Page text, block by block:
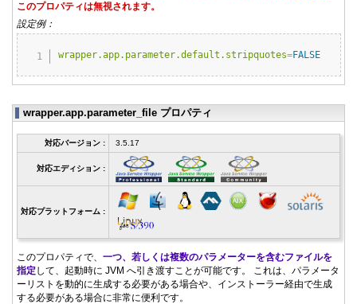
このプロパティは無視されます。
設定例：
wrapper.app.parameter.default.stripquotes=FALSE
wrapper.app.parameter_file プロパティ
対応バージョン : 3.5.17
対応エディション :
対応プラットフォーム :
このプロパティで、 一つ、若しくは複数のパラメーターを含むファイルを
指定して、起動時に JVM へ引き渡すことが可能です。 これは、パラメータ
ーリストを動的に生成する必要がある場合や、インストーラー経由で生成
する必要がある場合に非常に便利です。